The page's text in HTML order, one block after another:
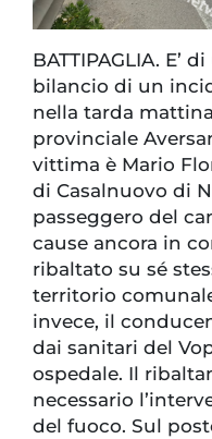
BATTIPAGLIA. E’
bilancio di un
nella tarda
provinciale
vittima è Mario
di Casalnuovo di
passeggero del
cause ancora in
ribaltato su sé
territorio
invece, il
dai sanitari del
ospedale. Il
necessario
del fuoco. Sul